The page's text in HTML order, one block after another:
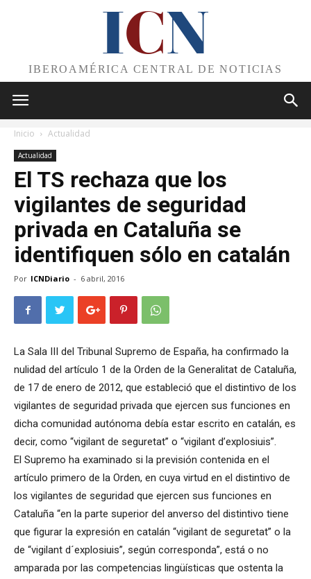
ICN
IBEROAMÉRICA CENTRAL DE NOTICIAS
Inicio Actualidad
Actualidad
El TS rechaza que los
vigilantes de seguridad
privada en Cataluña se
identifiquen sólo en catalán
Por ICNDiario - 6 abril, 2016
La Sala III del Tribunal Supremo de España, ha confirmado la
nulidad del artículo 1 de la Orden de la Generalitat de Cataluña,
de 17 de enero de 2012, que estableció que el distintivo de los
vigilantes de seguridad privada que ejercen sus funciones en
dicha comunidad autónoma debía estar escrito en catalán, es
decir, como “vigilant de seguretat” o “vigilant d’explosiuis”.
El Supremo ha examinado si la previsión contenida en el
artículo primero de la Orden, en cuya virtud en el distintivo de
los vigilantes de seguridad que ejercen sus funciones en
Cataluña “en la parte superior del anverso del distintivo tiene
que figurar la expresión en catalán “vigilant de seguretat” o la
de “vigilant d´explosiuis”, según corresponda”, está o no
amparada por las competencias lingüísticas que ostenta la